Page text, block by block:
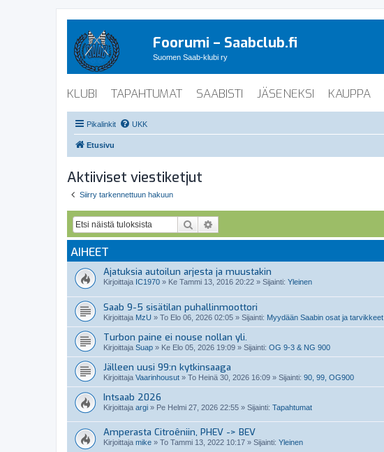
Foorumi – Saabclub.fi
Suomen Saab-klubi ry
KLUBI TAPAHTUMAT SAABISTI JÄSENEKSI KAUPPA
Pikalinkit UKK
Etusivu
Aktiiviset viestiketjut
Siirry tarkennettuun hakuun
Etsi
AIHEET
Ajatuksia autoilun arjesta ja muustakin
Kirjoittaja IC1970 » Ke Tammi 13, 2016 20:22 » Sijainti: Yleinen
Saab 9-5 sisätilan puhallinmoottori
Kirjoittaja MzU » To Elo 06, 2026 02:05 » Sijainti: Myydään Saabin osat ja tarvikkeet
Turbon paine ei nouse nollan yli.
Kirjoittaja Suap » Ke Elo 05, 2026 19:09 » Sijainti: OG 9-3 & NG 900
Jälleen uusi 99:n kytkinsaaga
Kirjoittaja Vaarinhousut » To Heinä 30, 2026 16:09 » Sijainti: 90, 99, OG900
Intsaab 2026
Kirjoittaja argi » Pe Helmi 27, 2026 22:55 » Sijainti: Tapahtumat
Amperasta Citroêniin, PHEV -> BEV
Kirjoittaja mike » To Tammi 13, 2022 10:17 » Sijainti: Yleinen